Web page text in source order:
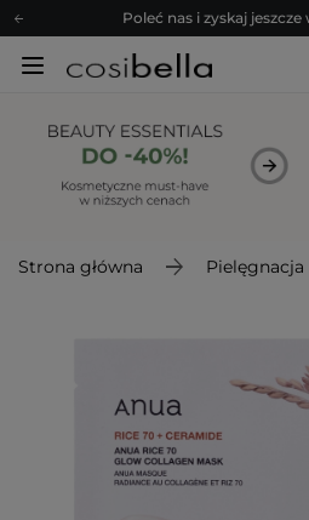
Poleć nas i zyskaj
Zapisz się na
Z nami to możliwe! Realizacja
Poleć nas i zyskaj jeszcze
Zapisz się na
Strona główna Pielęgnacja